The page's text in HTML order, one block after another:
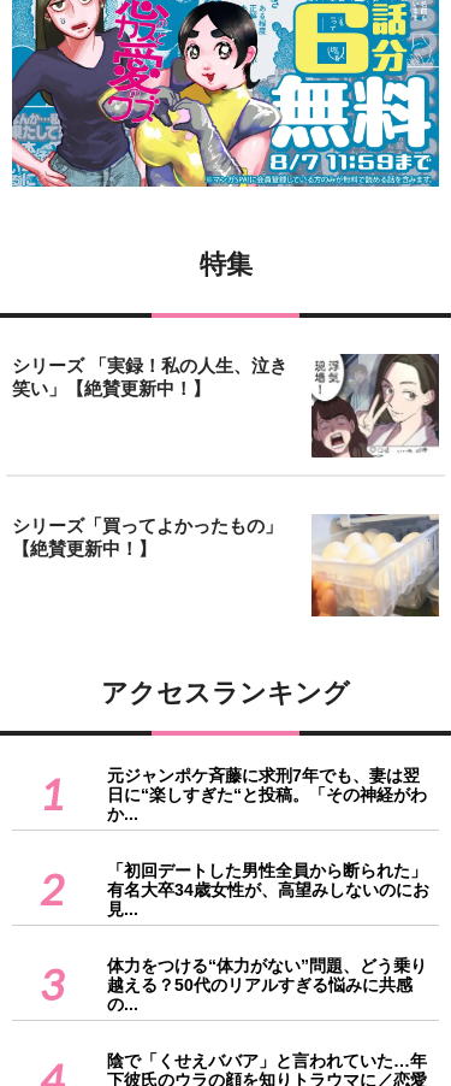
特集
シリーズ 「実録！私の人生、泣き
笑い」【絶賛更新中！】
シリーズ「買ってよかったもの」
【絶賛更新中！】
アクセスランキング
1
元ジャンポケ斉藤に求刑7年でも、妻は翌
日に“楽しすぎた“と投稿。「その神経がわ
か...
2
「初回デートした男性全員から断られた」
有名大卒34歳女性が、高望みしないのにお
見...
3
体力をつける“体力がない”問題、どう乗り
越える？50代のリアルすぎる悩みに共感
の...
陰で「くせえババア」と言われていた…年
下彼氏のウラの顔を知りトラウマに／恋愛